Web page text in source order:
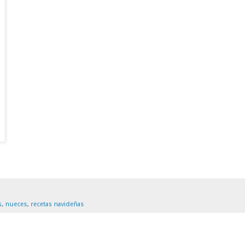
, nueces, recetas navideñas